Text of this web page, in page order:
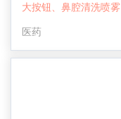
大按钮、鼻腔清洗喷雾
医药